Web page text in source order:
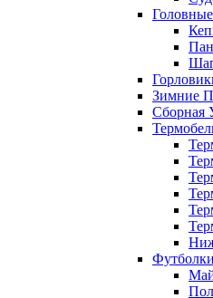
Зимние
Сборная